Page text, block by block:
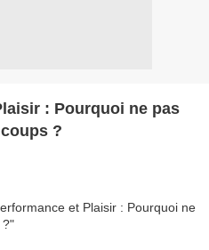
: Pourquoi ne pas
?